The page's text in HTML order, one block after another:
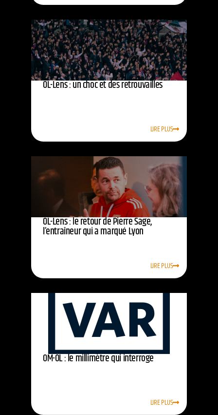
OL-Lens : un choc et des retrouvailles
LIRE PLUS
OL-Lens : le retour de Pierre Sage,
l’entraîneur qui a marqué Lyon
LIRE PLUS
OM-OL : le millimètre qui interroge
LIRE PLUS